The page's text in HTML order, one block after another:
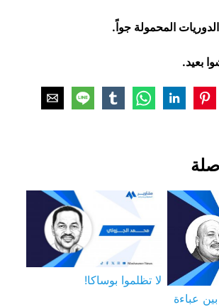
المحمولة جواً.
بعيد.
عباءة
لا تظلموا بوساكا!